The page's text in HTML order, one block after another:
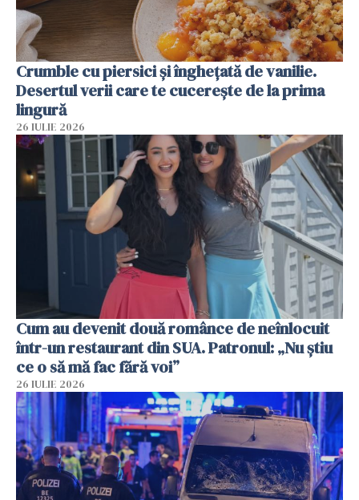
Crumble cu piersici și înghețată de vanilie.
Desertul verii care te cucerește de la prima
lingură
26 IULIE 2026
Cum au devenit două românce de neînlocuit
într-un restaurant din SUA. Patronul: „Nu știu
ce o să mă fac fără voi”
26 IULIE 2026